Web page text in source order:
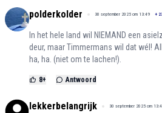
polderkolder 30 september 2025 om 13:49 +
In het hele land wil NIEMAND een
deur, maar Timmermans wil dat wél!
ha, ha. (niet om te lachen!).
8+ Antwoord
lekkerbelangrijk 30 september 2025 om